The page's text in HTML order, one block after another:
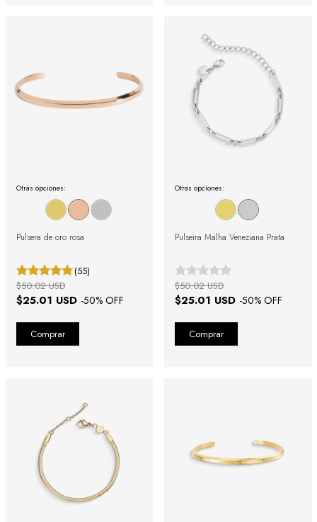
Otras opciones:
Pulsera de oro rosa
(55)
$25.01 USD -50% OFF
$50.02 USD
Otras opciones:
Pulseira Malha Veneziana Prata
$25.01 USD -50% OFF
$50.02 USD